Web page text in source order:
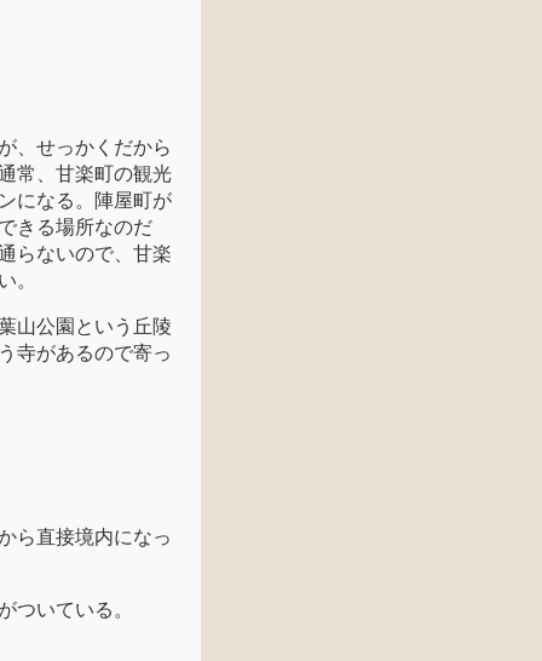
、せっかくだから
常、甘楽町の観光
になる。陣屋町が
きる場所なのだ
らないので、甘楽
。
山公園という丘陵
寺があるので寄っ
ら直接境内になっ
ついている。